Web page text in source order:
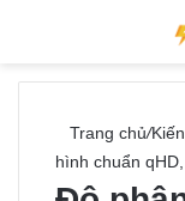
Trang chủ/
hình chuẩn